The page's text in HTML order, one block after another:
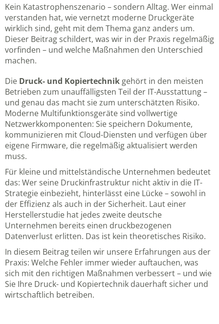
Kein Katastrophenszenario – sondern Alltag. Wer einmal
verstanden hat, wie vernetzt moderne Druckgeräte
wirklich sind, geht mit dem Thema ganz anders um.
Dieser Beitrag schildert, was wir in der Praxis regelmäßig
vorfinden – und welche Maßnahmen den Unterschied
machen.
Die Druck- und Kopiertechnik gehört in den meisten
Betrieben zum unauffälligsten Teil der IT-Ausstattung –
und genau das macht sie zum unterschätzten Risiko.
Moderne Multifunktionsgeräte sind vollwertige
Netzwerkkomponenten: Sie speichern Dokumente,
kommunizieren mit Cloud-Diensten und verfügen über
eigene Firmware, die regelmäßig aktualisiert werden
muss.
Für kleine und mittelständische Unternehmen bedeutet
das: Wer seine Druckinfrastruktur nicht aktiv in die IT-
Strategie einbezieht, hinterlässt eine Lücke – sowohl in
der Effizienz als auch in der Sicherheit. Laut einer
Herstellerstudie hat jedes zweite deutsche
Unternehmen bereits einen druckbezogenen
Datenverlust erlitten. Das ist kein theoretisches Risiko.
In diesem Beitrag teilen wir unsere Erfahrungen aus der
Praxis: Welche Fehler immer wieder auftauchen, was
sich mit den richtigen Maßnahmen verbessert – und wie
Sie Ihre Druck- und Kopiertechnik dauerhaft sicher und
wirtschaftlich betreiben.